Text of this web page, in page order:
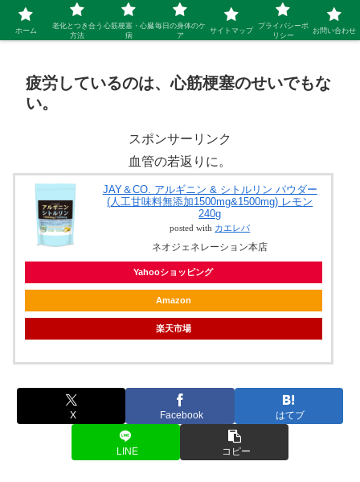
シニア 新しい人生を開拓するブログ
疲労しているのは、心筋梗塞のせいでもな
い。
スポンサーリンク
血管の若返りに。
JAY＆CO. アルギニン & シトルリン パウダー
(人工甘味料無添加1500mg&1500mg) レモン
240g
posted with カエレバ
ネオジェネレーション本店
Yahooショッピング
Amazon
楽天市場
X Facebook はてブ
LINE コピー
ホーム
老化とつき合う
方法
心筋梗塞・心臓
病
毎日の身体のケ
ア
サイトマップ
プライバシーポ
リシー
お問い合わせ